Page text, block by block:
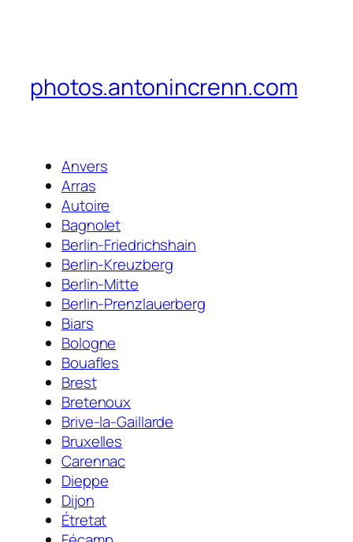
photos.antonincrenn.com
Anvers
Arras
Autoire
Bagnolet
Berlin-Friedrichshain
Berlin-Kreuzberg
Berlin-Mitte
Berlin-Prenzlauerberg
Biars
Bologne
Bouafles
Brest
Bretenoux
Brive-la-Gaillarde
Bruxelles
Carennac
Dieppe
Dijon
Étretat